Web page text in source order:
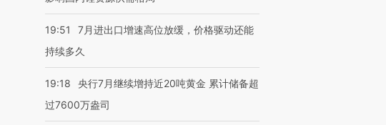
19:51
7月进出口增速高位放缓，价格驱动还能
持续多久
19:18
央行7月继续增持近20吨黄金 累计储备超
过7600万盎司